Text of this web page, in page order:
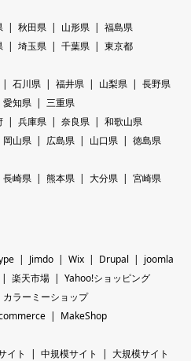
秋田県 山形県
福島県
埼玉県 千葉県
東京都
石川県 福井県 山梨県
長野県
愛知県
三重県
兵庫県 奈良県
和歌山県
岡山県 広島県 山口県
徳島県
長崎県 熊本県 大分県
宮崎県
Jimdo Wix Drupal
joomla
楽天市場
Yahoo!ショッピング
カラーミーショップ
MakeShop
イト 中規模サイト 大規模サイト